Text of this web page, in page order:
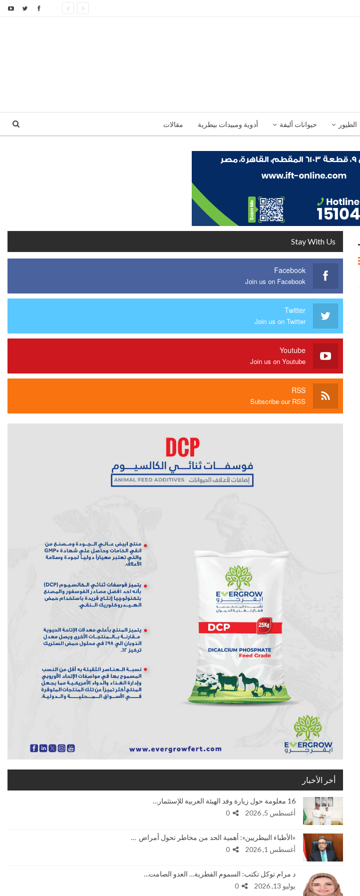
الطيور حيوانات أليفة أدوية ومبيدات بيطرية مقالات
Stay With Us
Facebook
Join us on Facebook
Twitter
Join us on Twitter
Youtube
Join us on Youtube
RSS
Subscribe our RSS
أخر الأخبار
16 معلومة حول زيارة وفد الهيئة العربية للإستثمار…
أغسطس 5, 2026
«الأطباء البيطريين»: أهمية الحد من مخاطر تحول أمراض …
أغسطس 1, 2026
د مرام توكل تكتب: السموم الفطرية… العدو الصامت…
يوليو 13, 2026